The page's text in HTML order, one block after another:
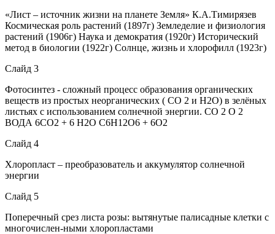
«Лист – источник жизни на планете Земля» К.А.Тимирязев
Космическая роль растений (1897г) Земледелие и физиология
растений (1906г) Наука и демократия (1920г) Исторический
метод в биологии (1922г) Солнце, жизнь и хлорофилл (1923г)
Слайд 3
Фотосинтез - сложный процесс образования органических
веществ из простых неорганических ( CO 2 и Н2О) в зелёных
листьях с использованием солнечной энергии. СО 2 О 2
ВОДА 6CO2 + 6 H2O C6H12O6 + 6O2
Слайд 4
Хлоропласт – преобразователь и аккумулятор солнечной
энергии
Слайд 5
Поперечный срез листа розы: вытянутые палисадные клетки с
многочислен-ными хлоропластами